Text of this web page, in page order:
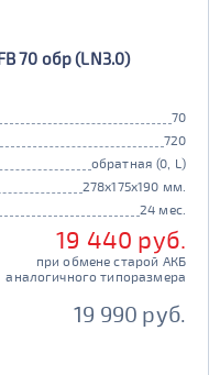
70 обр (LN3.0)
70
720
обратная (0, L)
278x175x190 мм.
24 мес.
19 440 руб.
при обмене старой АКБ
аналогичного типоразмера
19 990 руб.